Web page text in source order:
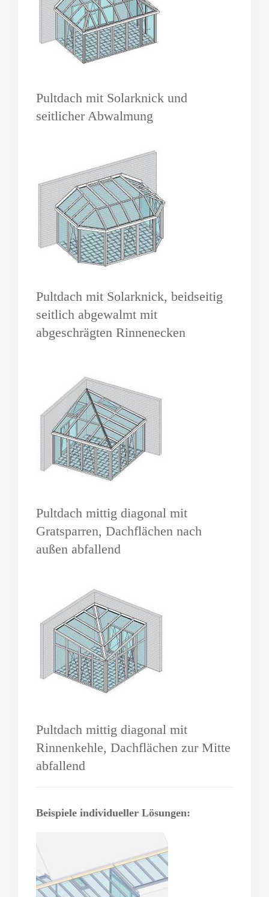
Pultdach mit Solarknick und
seitlicher Abwalmung
Pultdach mit Solarknick, beidseitig
seitlich abgewalmt mit
abgeschrägten Rinnenecken
Pultdach mittig diagonal mit
Gratsparren, Dachflächen nach
außen abfallend
Pultdach mittig diagonal mit
Rinnenkehle, Dachflächen zur Mitte
abfallend
Beispiele individueller Lösungen: